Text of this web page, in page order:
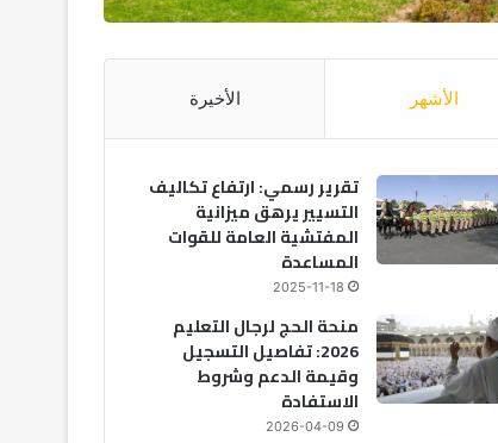
الأشهر الأخيرة
تقرير رسمي: ارتفاع تكاليف
التسيير يرهق ميزانية
المفتشية العامة للقوات
المساعدة
2025-11-18
منحة الحج لرجال التعليم
2026: تفاصيل التسجيل
وقيمة الدعم وشروط
الاستفادة
2026-04-09